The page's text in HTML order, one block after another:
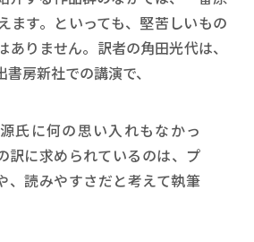
ます。といっても、堅苦しいもの
ありません。訳者の角田光代は、
房新社での講演で、
氏に何の思い入れもなかっ
訳に求められているのは、プ
、読みやすさだと考えて執筆